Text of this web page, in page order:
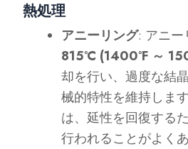
熱処理
アニーリング: アニー
815°C (1400°F ～
却を行い、過度な結
械的特性を維持しま
は、延性を回復する
行われることがよくあ